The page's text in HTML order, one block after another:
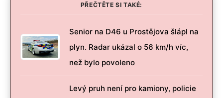
PŘEČTĚTE SI TAKÉ:
Senior na D46 u Prostějova šlápl na
plyn. Radar ukázal o 56 km/h víc,
než bylo povoleno
Levý pruh není pro kamiony, policie